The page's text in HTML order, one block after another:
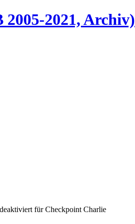
2021, Archiv)
für Checkpoint Charlie